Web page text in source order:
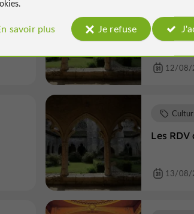
12/08/
Les
13/08/
savoir plus Je refuse